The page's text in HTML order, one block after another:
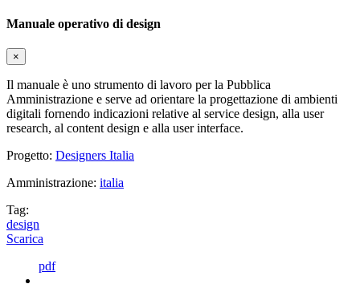
Manuale operativo di design
×
Il manuale è uno strumento di lavoro per la Pubblica
Amministrazione e serve ad orientare la progettazione di ambienti
digitali fornendo indicazioni relative al service design, alla user
research, al content design e alla user interface.
Progetto: Designers Italia
Amministrazione: italia
Tag:
design
Scarica
pdf